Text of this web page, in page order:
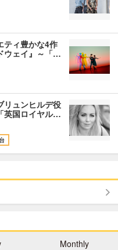
ティ豊かな4作
ウェイ』～「…
リュンヒルデ役
英国ロイヤル…
Monthly